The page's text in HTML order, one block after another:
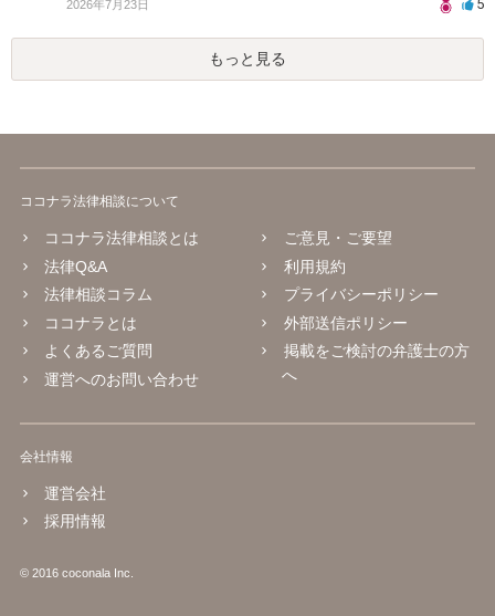
2026年7月23日 5
もっと見る
ココナラ法律相談について
ココナラ法律相談とは
法律Q&A
法律相談コラム
ココナラとは
よくあるご質問
運営へのお問い合わせ
ご意見・ご要望
利用規約
プライバシーポリシー
外部送信ポリシー
掲載をご検討の弁護士の方
へ
会社情報
運営会社
採用情報
© 2016 coconala Inc.